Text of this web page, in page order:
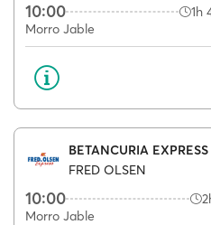
10:00 1h
Morro Jable
BETANCURIA EXPRESS
FRED OLSEN
10:00
Morro Jable